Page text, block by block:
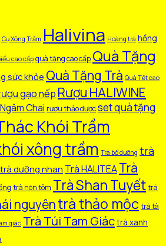
Cụ Xông Trầm Halivina Hoàng trà hồng
cao cấp quà tặng cao cấp Quà Tặng
sức khỏe Quà Tặng Trà Quà Tết cao
gạo nếp Rượu HALIWINE
Chai rượu thảo dượcset quà tặng
Khói Trầm
xông trầm Trà bổ dưỡng trà
trà dưỡng nhan Trà HALITEATrà
trà nõn tôm Trà Shan Tuyếttrà
nguyêntrà thảo mộc trà tà
giác Trà Túi Tam Giáctrà xanh